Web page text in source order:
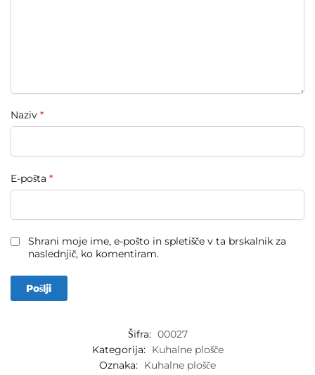
Naziv *
E-pošta *
Shrani moje ime, e-pošto in spletišče v ta brskalnik za
naslednjič, ko komentiram.
Šifra: 00027
Kategorija: Kuhalne plošče
Oznaka: Kuhalne plošče